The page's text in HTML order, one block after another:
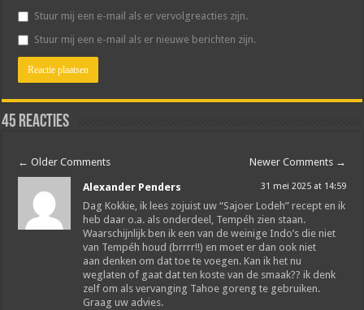
Stuur mij een e-mail als er vervolgreacties zijn.
Stuur mij een e-mail als er nieuwe berichten zijn.
45 reacties
← Older Comments Newer Comments →
Alexander Penders 31 mei 2025 at 14:59
Dag Kokkie, ik lees zojuist uw “Sajoer Lodeh” recept en ik
heb daar o.a. als onderdeel, Tempéh zien staan.
Waarschijnlijk ben ik een van de weinige Indo’s die niet
van Tempéh houd (brrrr!!) en moet er dan ook niet
aan denken om dat toe te voegen. Kan ik het nu
weglaten of gaat dat ten koste van de smaak?? ik denk
zelf om als vervanging Tahoe goreng te gebruiken.
Graag uw advies.